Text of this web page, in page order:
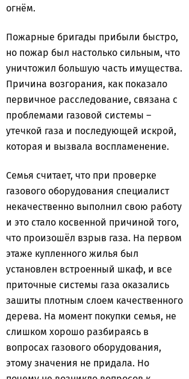
огнём.
Пожарные бригады прибыли быстро,
но пожар был настолько сильным, что
уничтожил большую часть имущества.
Причина возгорания, как показало
первичное расследование, связана с
проблемами газовой системы –
утечкой газа и последующей искрой,
которая и вызвала воспламенение.
Семья считает, что при проверке
газового оборудования специалист
некачественно выполнил свою работу
и это стало косвенной причиной того,
что произошёл взрыв газа. На первом
этаже купленного жилья был
установлен встроенный шкаф, и все
приточные системы газа оказались
зашиты плотным слоем качественного
дерева. На момент покупки семья, не
слишком хорошо разбираясь в
вопросах газового оборудования,
этому значения не придала. Но